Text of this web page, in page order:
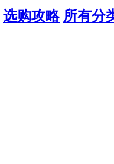
选购攻略 所有分